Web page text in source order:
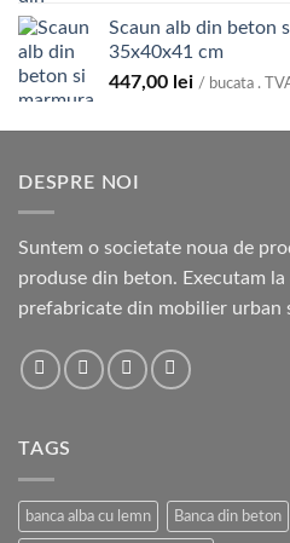
Scaun alb din beton
35x40x41 cm
447,00 lei / bucata .
DESPRE NOI
Suntem o societate noua de
produse din beton. Executam la
prefabricate din mobilier urban
TAGS
banca alba cu lemn Banca din beton